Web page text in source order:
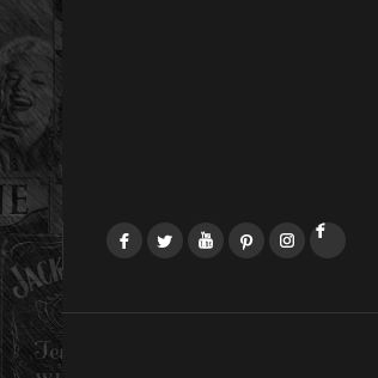
FacebookTwitterYouTubePinterestInstagram